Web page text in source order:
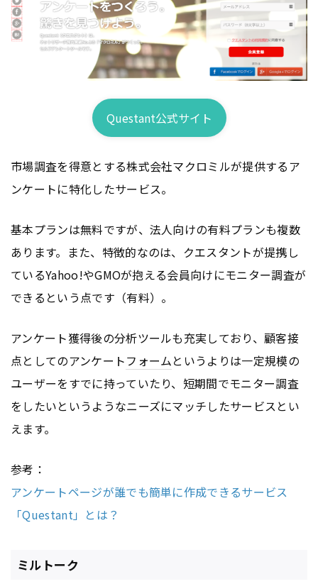
Questant公式サイト
市場調査を得意とする株式会社マクロミルが提供するア
ンケートに特化したサービス。
基本プランは無料ですが、法人向けの有料プランも複数
あります。また、特徴的なのは、クエスタントが提携し
ているYahoo!やGMOが抱える会員向けにモニター調査が
できるという点です（有料）。
アンケート獲得後の分析ツールも充実しており、顧客接
点としてのアンケートフォームというよりは一定規模の
ユーザーをすでに持っていたり、短期間でモニター調査
をしたいというようなニーズにマッチしたサービスとい
えます。
参考：
アンケートページが誰でも簡単に作成できるサービス
「Questant」とは？
ミルトーク